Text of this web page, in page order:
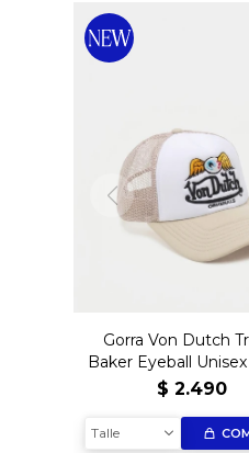
Gorra Von Dutch
Baker Eyeball
$ 2.490
Talle